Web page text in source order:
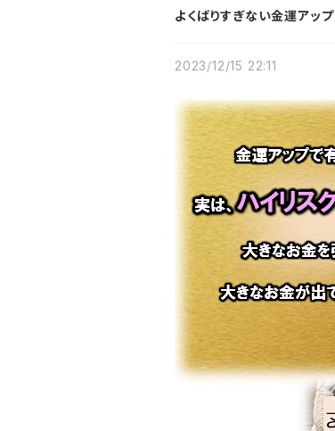
よくばりすぎない金運アップ
2023/12/15 22:11